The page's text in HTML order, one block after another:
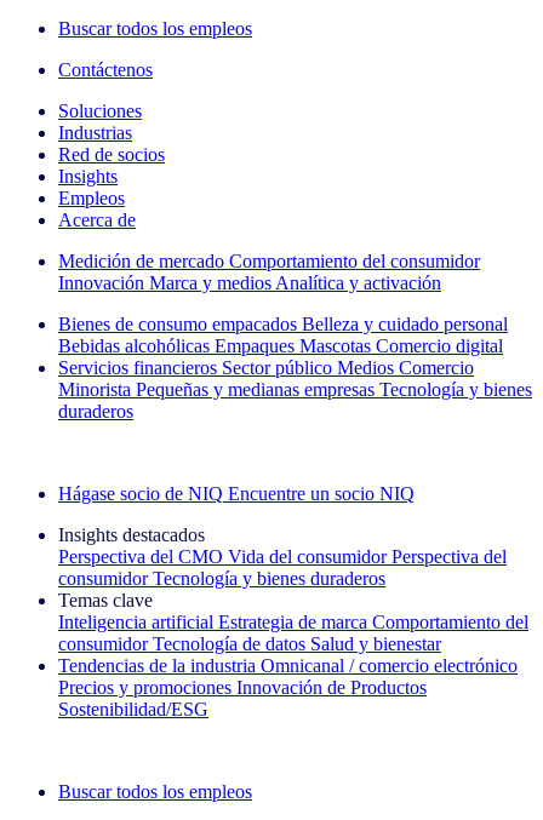
Buscar todos los empleos
Contáctenos
Soluciones
Industrias
Red de socios
Insights
Empleos
Acerca de
Medición de mercado Comportamiento del consumidor
Innovación Marca y medios Analítica y activación
Bienes de consumo empacados Belleza y cuidado personal
Bebidas alcohólicas Empaques Mascotas Comercio digital
Servicios financieros Sector público Medios Comercio
Minorista Pequeñas y medianas empresas Tecnología y bienes
duraderos
Hágase socio de NIQ Encuentre un socio NIQ
Insights destacados
Perspectiva del CMO Vida del consumidor Perspectiva del
consumidor Tecnología y bienes duraderos
Temas clave
Inteligencia artificial Estrategia de marca Comportamiento del
consumidor Tecnología de datos Salud y bienestar
Tendencias de la industria Omnicanal / comercio electrónico
Precios y promociones Innovación de Productos
Sostenibilidad/ESG
Buscar todos los empleos